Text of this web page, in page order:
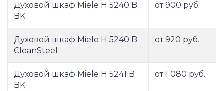
Духовой шкаф Miele H 5240 B
BK
от 900 руб.
Духовой шкаф Miele H 5240 B
CleanSteel
от 920 руб.
Духовой шкаф Miele H 5241 B
BK
от 1 080 руб.